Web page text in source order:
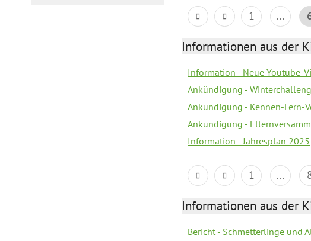
1 ...
Informationen aus der
Information - Neue Youtube-
Ankündigung -
Ankündigung - Kennen-Lern-
Ankündigung -
Information - Jahresplan 2025
1 ...
Informationen aus der
Bericht - Schmetterlinge und